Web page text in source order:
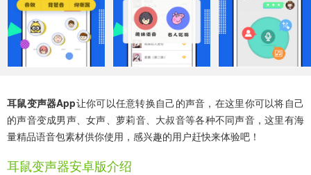
儿童教育 体育运动
耳鼠变声器app让你可以任意转换自己的声音，在这里你可以将自己
的声音变成男声、女声、萝莉音、大叔音等各种不同声音，这里有海
量精品语音包素材供你使用，感兴趣的用户赶快来体验吧！
耳鼠变声器安卓版介绍